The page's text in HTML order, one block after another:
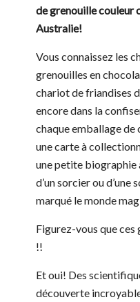
de grenouille couleur
Australie!
Vous connaissez les
grenouilles en
chariot de friandises
encore dans la
chaque emballage
une carte à
une petite biographie
d’un sorcier ou
marqué le monde
Figurez-vous que
!!
Et oui! Des
découverte